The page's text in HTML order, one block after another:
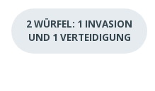
2 WÜRFEL: 1 INVASION
UND 1 VERTEIDIGUNG